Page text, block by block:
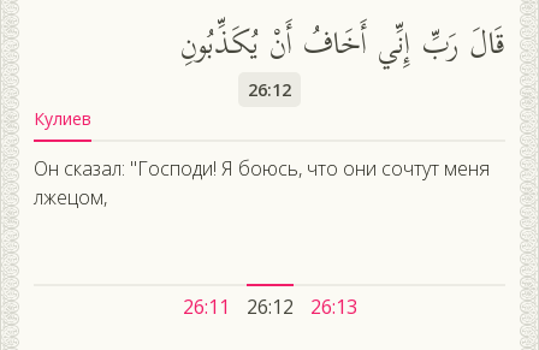
قَالَ رَبِّ إِنِّي أَخَافُ أَنْ يُكَذِّبُونِ
26:12
Кулиев
Он сказал: "Господи! Я боюсь, что они сочтут меня
лжецом,
26:11 26:12 26:13